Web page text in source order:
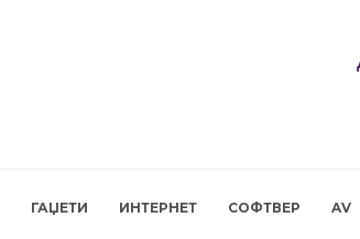
ГАЏЕТИ ИНТЕРНЕТ СОФТВЕР AV